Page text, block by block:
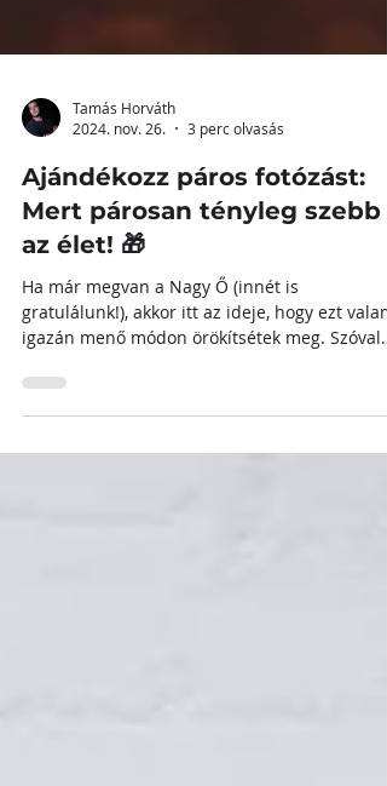
2024. nov. 26.
3 perc olvasás
Ajándékozz páros fotózást:
Mert párosan tényleg szebb
az élet! 🎁
Ha már megvan a Nagy Ő (innét is
igazán menő módon örökítsétek meg. Szóval
nincs több...